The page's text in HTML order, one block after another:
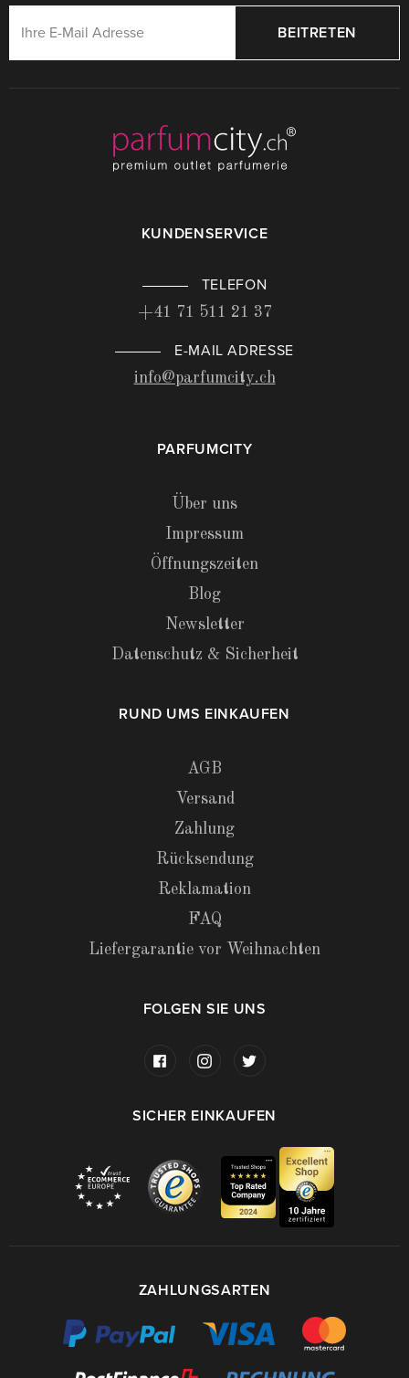
BEITRETEN
KUNDENSERVICE
TELEFON
+41 71 511 21 37
E-MAIL ADRESSE
info@parfumcity.ch
PARFUMCITY
Über uns
Impressum
Öffnungszeiten
Blog
Newsletter
Datenschutz & Sicherheit
RUND UMS EINKAUFEN
AGB
Versand
Zahlung
Rücksendung
Reklamation
FAQ
Liefergarantie vor Weihnachten
FOLGEN SIE UNS
SICHER EINKAUFEN
ZAHLUNGSARTEN